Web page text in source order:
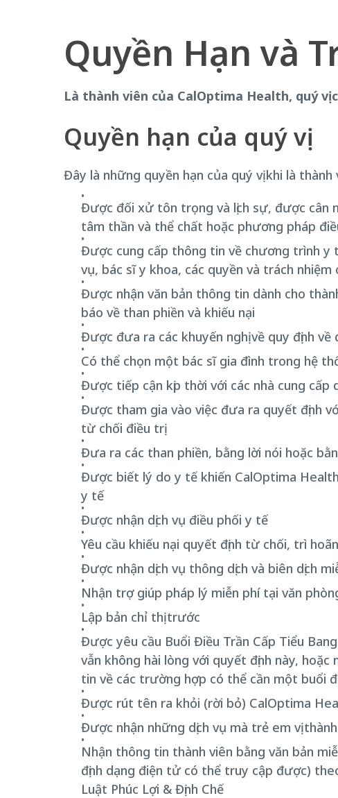
Quyền Hạn và
Là thành viên của CalOptima Health, quý
Quyền hạn của quý vị
Đây là những quyền hạn của quý vị khi là
Được đối xử tôn trọng và lịch sự, được cân
tâm thần và thể chất hoặc phương pháp
Được cung cấp thông tin về chương trình y
vụ, bác sĩ y khoa, các quyền và trách nhiệm
Được nhận văn bản thông tin dành cho
báo về than phiền và khiếu nại
Được đưa ra các khuyến nghị về quy định
Có thể chọn một bác sĩ gia đình trong hệ
Được tiếp cận kịp thời với các nhà cung cấp
Được tham gia vào việc đưa ra quyết định
từ chối điều trị
Đưa ra các than phiền, bằng lời nói hoặc
Được biết lý do y tế khiến CalOptima
y tế
Được nhận dịch vụ điều phối y tế
Yêu cầu khiếu nại quyết định từ chối, trì
Được nhận dịch vụ thông dịch và biên dịch
Nhận trợ giúp pháp lý miễn phí tại văn
Lập bản chỉ thị trước
Được yêu cầu Buổi Điều Trần Cấp Tiểu
vẫn không hài lòng với quyết định này,
tin về các trường hợp có thể cần một buổi
Được rút tên ra khỏi (rời bỏ) CalOptima
Được nhận những dịch vụ mà trẻ em vị
Nhận thông tin thành viên bằng văn bản
định dạng điện tử có thể truy cập được)
Luật Phúc Lợi & Định Chế